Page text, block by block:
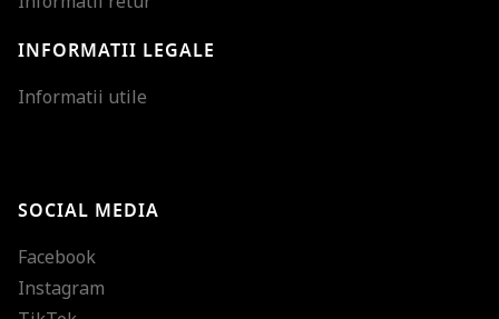
INFORMATII LEGALE
Informatii utile
SOCIAL MEDIA
Facebook
Instagram